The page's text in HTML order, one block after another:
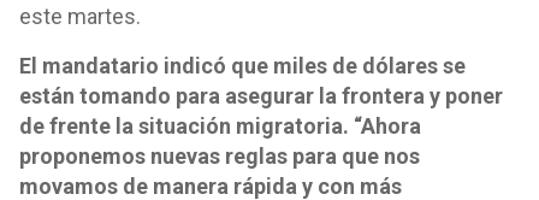
este martes.
El mandatario indicó que miles de dólares se
están tomando para asegurar la frontera y poner
de frente la situación migratoria. “Ahora
proponemos nuevas reglas para que nos
movamos de manera rápida y con más